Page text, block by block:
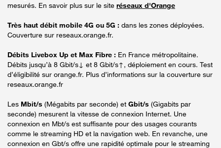
mesurés. En savoir plus sur le site réseaux d'Orange
Très haut débit mobile 4G ou 5G : dans les zones déployées.
Couverture sur reseaux.orange.fr.
Débits Livebox Up et Max Fibre : En France métropolitaine.
Débits jusqu’à 8 Gbit/s↓ et 8 Gbit/s↑, déploiement en cours. Test
d’éligibilité sur orange.fr. Plus d’informations sur la couverture sur
reseaux.orange.fr
Les Mbit/s (Mégabits par seconde) et Gbit/s (Gigabits par
seconde) mesurent la vitesse de connexion Internet. Une
connexion en Mbt/s est suffisante pour des usages courants
comme le streaming HD et la navigation web. En revanche, une
connexion en Gbt/s offre une rapidité optimale pour le streaming